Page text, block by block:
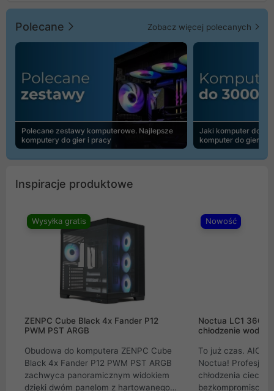
Polecane Zobacz więcej polecanych
Polecane zestawy komputerowe. Najlepsze
komputery do gier i pracy
Jaki komputer do
komputer do gier |
Inspiracje produktowe
Wysyłka gratis
ZENPC Cube Black 4x Fander P12
PWM PST ARGB
Obudowa do komputera ZENPC Cube
Black 4x Fander P12 PWM PST ARGB
zachwyca panoramicznym widokiem
dzięki dwóm panelom z hartowanego
Nowość
Noctua LC1
chłodzenie wodne
To już czas. AIO
Noctua!
chłodzenia cieczą